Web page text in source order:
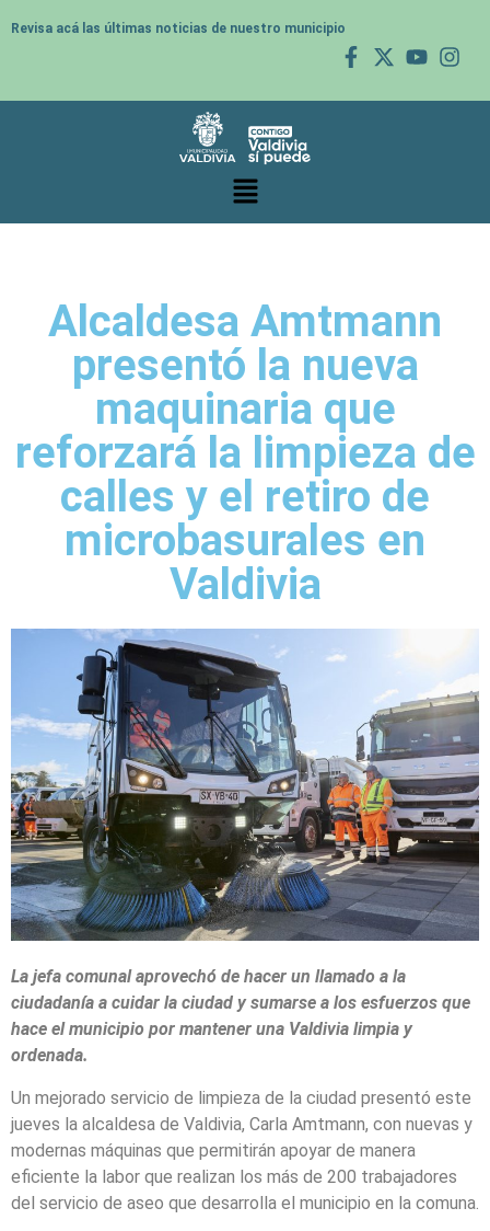
Revisa acá las últimas noticias de nuestro municipio
Alcaldesa Amtmann
presentó la nueva
maquinaria que
reforzará la limpieza de
calles y el retiro de
microbasurales en
Valdivia
La jefa comunal aprovechó de hacer un llamado a la
ciudadanía a cuidar la ciudad y sumarse a los esfuerzos que
hace el municipio por mantener una Valdivia limpia y
ordenada.
Un mejorado servicio de limpieza de la ciudad presentó este
jueves la alcaldesa de Valdivia, Carla Amtmann, con nuevas y
modernas máquinas que permitirán apoyar de manera
eficiente la labor que realizan los más de 200 trabajadores
del servicio de aseo que desarrolla el municipio en la comuna.